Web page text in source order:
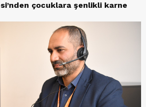
çocuklara şenlikli karne